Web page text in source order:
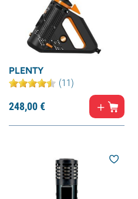
PLENTY
(11)
248,00€